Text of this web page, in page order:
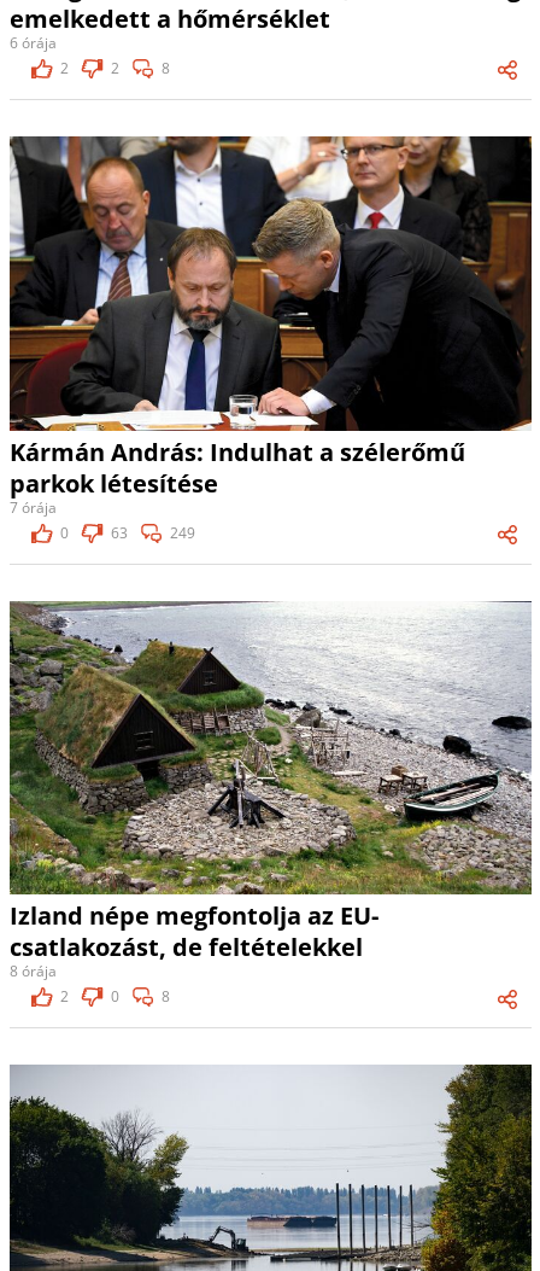
emelkedett a hőmérséklet
6 órája
2
2 8
Kármán András: Indulhat a szélerőmű
parkok létesítése
7 órája
0
63 249
Izland népe megfontolja az EU-
csatlakozást, de feltételekkel
8 órája
2
0 8